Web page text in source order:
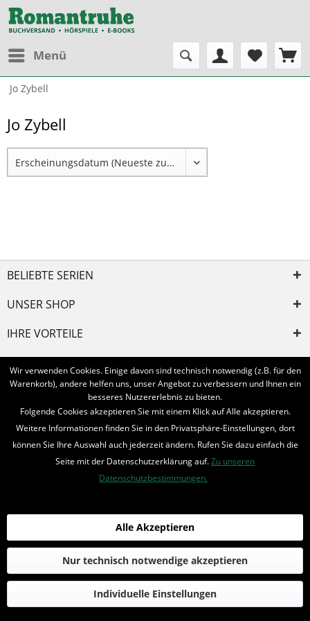
Menü
Jo Zybell
Jo Zybell
BELIEBTE SERIEN
UNSER SHOP
IHRE VORTEILE
INFORMIERT BLEIBEN
Bestellung widerrufen
* Alle Preise inkl. MwSt. und zzgl. Bearbeitungspauschale
© 2016-2022 Romantruhe - Buchversand, Joachim Otto
die profilschmiede - Internetagentur
Wir verwenden Cookies. Einige davon sind technisch notwendig (z.B. für den
Warenkorb), andere helfen uns, unser Angebot zu verbessern und Ihnen ein
besseres Nutzererlebnis zu bieten.
Folgende Cookies akzeptieren Sie mit einem Klick auf Alle akzeptieren.
Weitere Informationen finden Sie in den Privatsphäre-Einstellungen, dort
können Sie Ihre Auswahl auch jederzeit ändern. Rufen Sie dazu einfach die
Seite mit der Datenschutzerklärung auf.Zu unseren
Datenschutzbestimmungen.
Individuelle Einstellungen
Nur technisch notwendige akzeptieren
Alle Akzeptieren